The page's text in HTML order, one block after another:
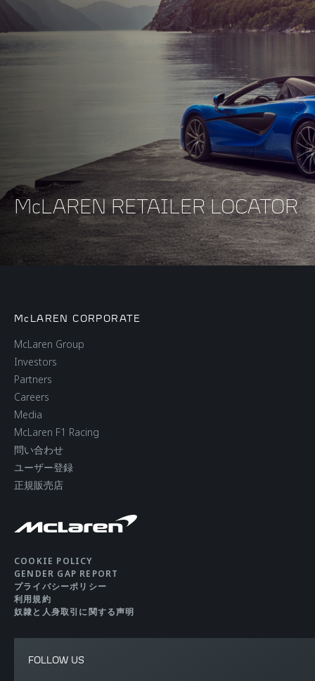
McLAREN RETAILER LOCATOR
McLAREN CORPORATE
McLaren Group
Investors
Partners
Careers
Media
McLaren F1 Racing
問い合わせ
ユーザー登録
正規販売店
COOKIE POLICY
GENDER GAP REPORT
プライバシーポリシー
利用規約
奴隷と人身取引に関する声明
FOLLOW US